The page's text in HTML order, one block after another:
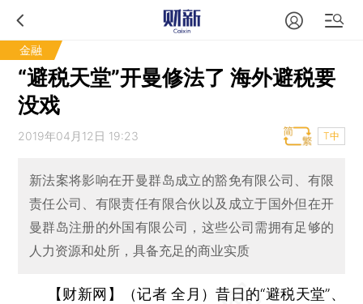
金融
“避税天堂”开曼修法了 海外避税要
没戏
2019年04月12日 19:23 T中
新法案将影响在开曼群岛成立的豁免有限公司、有限
责任公司、有限责任有限合伙以及成立于国外但在开
曼群岛注册的外国有限公司，这些公司需拥有足够的
人力资源和处所，具备充足的商业实质
【财新网】（记者 全月）昔日的“避税天堂”、